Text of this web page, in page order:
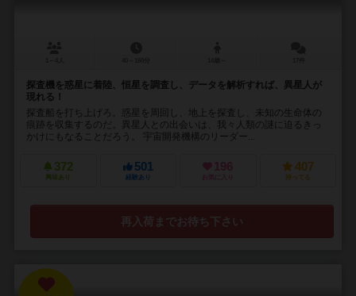
探査機を惑星に着陸、恒星を調査し、データを解析すれば、異星人が
現れる！
探査船を打ち上げろ。惑星を周回し、地上を探査し、未知の生命体の
痕跡を収集するのだ。異星人との出会いは、我々人類の謎に迫るきっ
かけにもなることだろう。 宇宙開発機構のリーダー...
372
興味あり
501
経験あり
196
お気に入り
407
持ってる
再入荷までお待ち下さい